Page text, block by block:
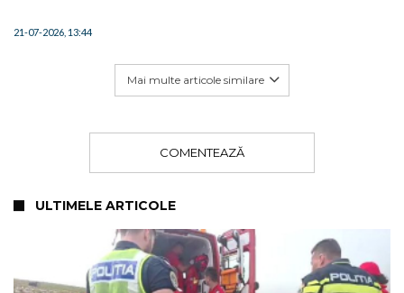
21-07-2026, 13:44
Mai multe articole similare
COMENTEAZĂ
ULTIMELE ARTICOLE